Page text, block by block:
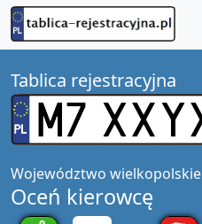
Tablica rejestracyjna
Województwo wielkopolskie
Oceń kierowcę